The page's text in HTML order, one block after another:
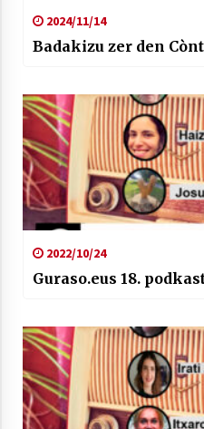
2024/11/14
Badakizu zer den
2022/10/24
Guraso.eus 18.